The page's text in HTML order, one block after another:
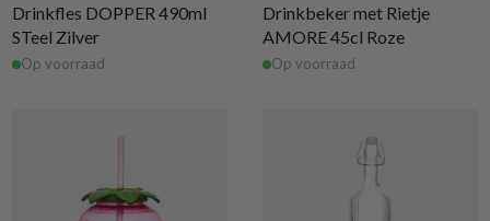
Drinkfles DOPPER 490ml
STeel Zilver
Op voorraad
Drinkbeker met Rietje
AMORE 45cl Roze
Op voorraad